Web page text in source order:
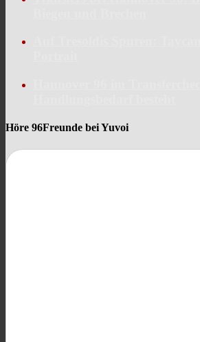
Höre 96Freunde bei Yuvoi